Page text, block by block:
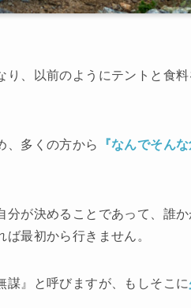
、以前のようにテントと食
、多くの方から 『なんでそん
が決めることであって、誰
最初から行きません。
』と呼びますが、もしそこに